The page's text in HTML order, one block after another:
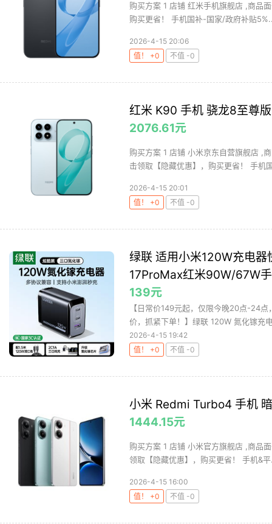
购买方案 1 店铺 红米手机旗舰店 ,商品
购买更省！ 手机国补-国家/政府补贴
2026-4-15 20:06
值！ +0
不值 -0
红米 K90 手机 骁龙8至尊
2076.61元
购买方案 1 店铺 小米京东自营旗舰店 ,
击领取【隐藏优惠】，购买更省！ 手机
2026-4-15 20:01
值！ +0
不值 -0
绿联 适用小米120W充电
17ProMax红米90W/67W
139元
【日常价149元起，仅限今晚20点-24
价，抓紧下单！】绿联 120W 氮化镓充
2026-4-15 19:42
值！ +0
不值 -0
小米 Redmi Turbo4 手机
1444.15元
购买方案 1 店铺 小米官方旗舰店 ,商品
领取【隐藏优惠】，购买更省！ 手机&
2026-4-15 16:00
值！ +0
不值 -0